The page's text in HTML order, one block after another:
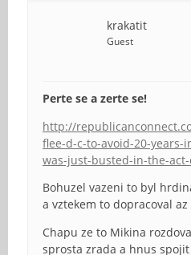
krakatit
Guest
Perte se a zerte se!
http://
flee-d-c-to-avoid-20-
was-just-busted-in-the-
Bohuzel vazeni to byl
a vztekem to dopracoval
Chapu ze to Mikina
sprosta zrada a hnus